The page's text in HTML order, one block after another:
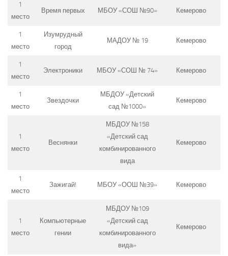
1
место
Время первых МБОУ «СОШ №90» Кемерово
1
место
Изумрудный
город
МАДОУ № 19 Кемерово
1
место
Электроники МБОУ «СОШ № 74» Кемерово
1
место
Звездочки
МБДОУ «Детский
сад №1000»
Кемерово
1
место
Веснянки
МБДОУ №158
«Детский сад
комбинированного
вида
Кемерово
1
место
Зажигай! МБОУ «ООШ №39» Кемерово
1
место
Компьютерные
гении
МБДОУ №109
«Детский сад
комбинированного
вида»
Кемерово